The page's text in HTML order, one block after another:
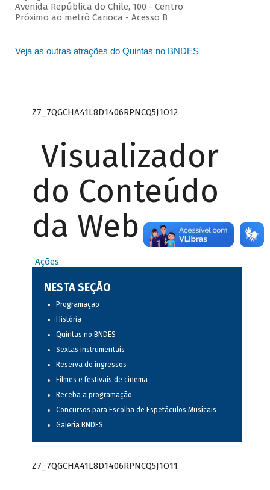
Avenida República do Chile, 100 - Centro
Próximo ao metrô Carioca - Acesso B
Veja as outras atrações do Quintas no BNDES
Z7_7QGCHA41L8D1406RPNCQ5J1O12
Visualizador
do Conteúdo
da Web
Ações
NESTA SEÇÃO
Programação
História
Quintas no BNDES
Sextas instrumentais
Reserva de ingressos
Filmes e festivais de cinema
Receba a programação
Concursos para Escolha de Espetáculos Musicais
Galeria BNDES
Z7_7QGCHA41L8D1406RPNCQ5J1O11